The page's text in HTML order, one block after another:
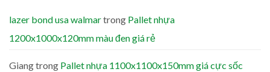
lazer bond usa walmartrong Pallet nhựa
1200x1000x120mm màu đen giá rẻ
Giangtrong Pallet nhựa 1100x1100x150mm giá cực sốc